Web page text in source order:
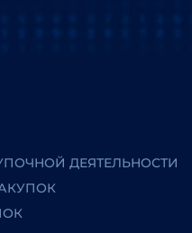
ДЕЯТЕЛЬНОСТИ